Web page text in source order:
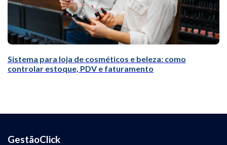
Sistema para loja de cosméticos e beleza: como
controlar estoque, PDV e faturamento
GestãoClick